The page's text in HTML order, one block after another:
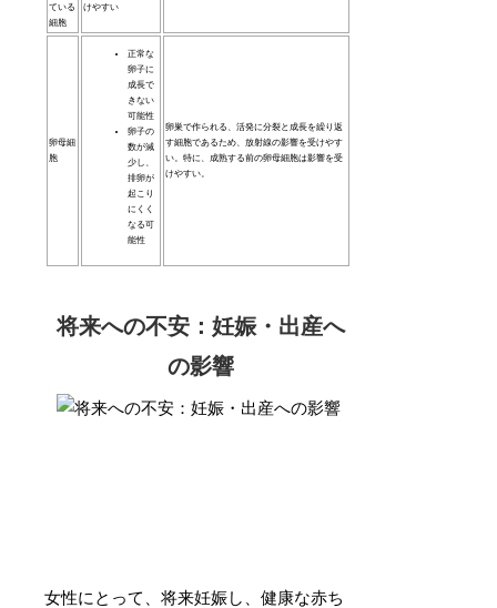
ている
細胞
けやすい
卵母細
胞
正常な
卵子に
成長で
きない
可能性
卵子の
数が減
少し、
排卵が
起こり
にくく
なる可
能性
卵巣で作られる、活発に分裂と成長を繰り返
す細胞であるため、放射線の影響を受けやす
い。特に、成熟する前の卵母細胞は影響を受
けやすい。
将来への不安：妊娠・出産へ
の影響
女性にとって、将来妊娠し、健康な赤ち